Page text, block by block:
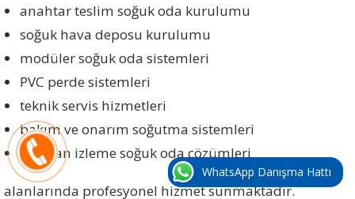
anahtar teslim soğuk oda kurulumu
soğuk hava deposu kurulumu
modüler soğuk oda sistemleri
PVC perde sistemleri
teknik servis hizmetleri
bakım ve onarım soğutma sistemleri
uzaktan izleme soğuk oda çözümleri
alanlarında profesyonel hizmet sunmaktadır.
WhatsApp Danışma Hattı